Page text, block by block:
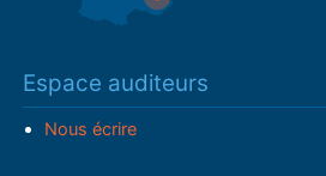
Espace auditeurs
Nous écrire